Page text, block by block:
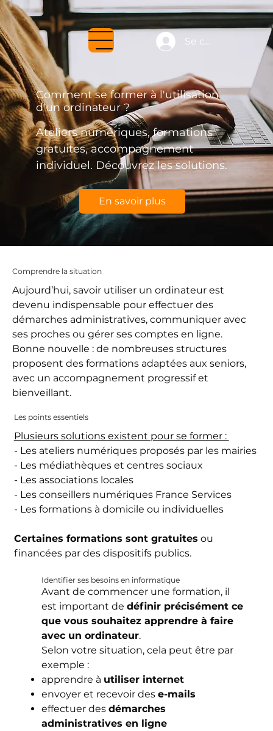
Se connecter
Comment se former à l'utilisation
d'un ordinateur ?
Ateliers numériques, formations
gratuites, accompagnement
individuel. Découvrez les solutions.
En savoir plus
Comprendre la situation
Aujourd’hui, savoir utiliser un ordinateur est
devenu indispensable pour effectuer des
démarches administratives, communiquer avec
ses proches ou gérer ses comptes en ligne.
Bonne nouvelle : de nombreuses structures
proposent des formations adaptées aux seniors,
avec un accompagnement progressif et
bienveillant.
Les points essentiels
Plusieurs solutions existent pour se former :
- Les ateliers numériques proposés par les mairies
- Les médiathèques et centres sociaux
- Les associations locales
- Les conseillers numériques France Services
- Les formations à domicile ou individuelles
Certaines formations sont gratuites ou
financées par des dispositifs publics.
Identifier ses besoins en informatique
Avant de commencer une formation, il
est important dedéfinir précisément ce
que vous souhaitez apprendre à faire
avec un ordinateur.
Selon votre situation, cela peut être par
exemple :
apprendre à utiliser internet
envoyer et recevoir dese-mails
effectuer desdémarches
administratives en ligne